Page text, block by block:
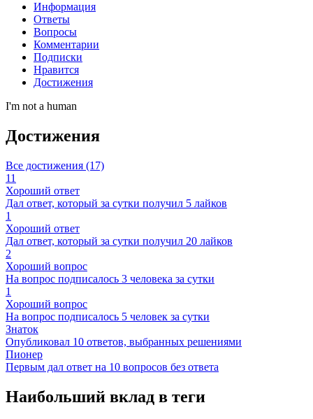
Информация
Ответы
Вопросы
Комментарии
Подписки
Нравится
Достижения
I'm not a human
Достижения
Все достижения (17)
11
Хороший ответ
Дал ответ, который за сутки получил 5 лайков
1
Хороший ответ
Дал ответ, который за сутки получил 20 лайков
2
Хороший вопрос
На вопрос подписалось 3 человека за сутки
1
Хороший вопрос
На вопрос подписалось 5 человек за сутки
Знаток
Опубликовал 10 ответов, выбранных решениями
Пионер
Первым дал ответ на 10 вопросов без ответа
Наибольший вклад в теги